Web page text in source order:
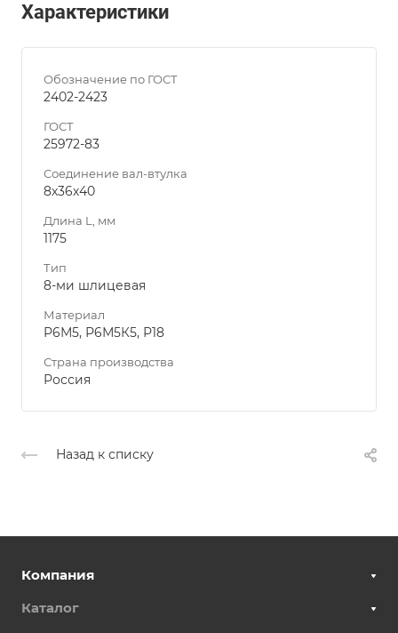
Характеристики
Обозначение по ГОСТ
2402-2423
ГОСТ
25972-83
Соединение вал-втулка
8х36х40
Длина L, мм
1175
Тип
8-ми шлицевая
Материал
Р6М5, Р6М5К5, Р18
Страна производства
Россия
Назад к списку
Компания
Каталог